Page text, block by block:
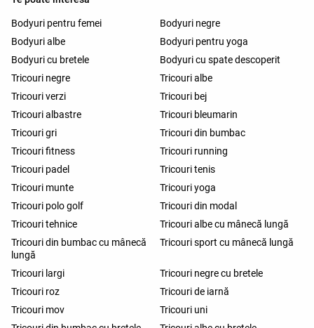
Bodyuri pentru femei
Bodyuri negre
Bodyuri albe
Bodyuri pentru yoga
Bodyuri cu bretele
Bodyuri cu spate descoperit
Tricouri negre
Tricouri albe
Tricouri verzi
Tricouri bej
Tricouri albastre
Tricouri bleumarin
Tricouri gri
Tricouri din bumbac
Tricouri fitness
Tricouri running
Tricouri padel
Tricouri tenis
Tricouri munte
Tricouri yoga
Tricouri polo golf
Tricouri din modal
Tricouri tehnice
Tricouri albe cu mânecă lungă
Tricouri din bumbac cu mânecă
lungă
Tricouri sport cu mânecă lungă
Tricouri largi
Tricouri negre cu bretele
Tricouri roz
Tricouri de iarnă
Tricouri mov
Tricouri uni